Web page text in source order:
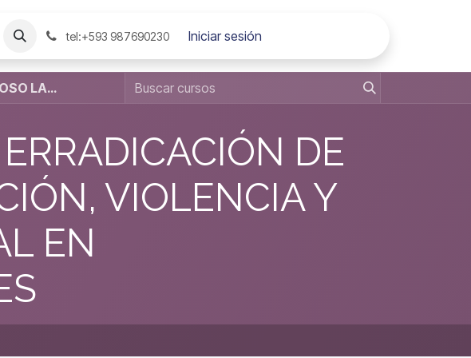
FAQ Ayuda
tel:+593 987690230 Iniciar sesión
PREVENCIÓN Y ERRADICACIÓN DE LA DISCRIMINACIÓN, VIOLENCIA Y ACOSO LABORAL EN ECUAMINERALES
DE
VIOLENCIA Y
EN